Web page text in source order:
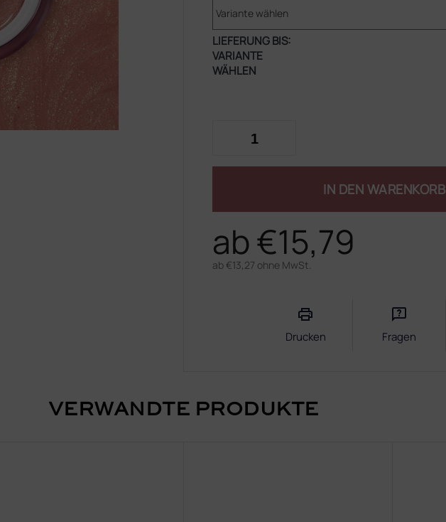
ab€15,79
ab €13,27 ohne MwSt.
LIEFERUNG BIS:
VARIANTE
WÄHLEN
IN DEN WARENKORB
Drucken Fragen
VERWANDTE PRODUKTE